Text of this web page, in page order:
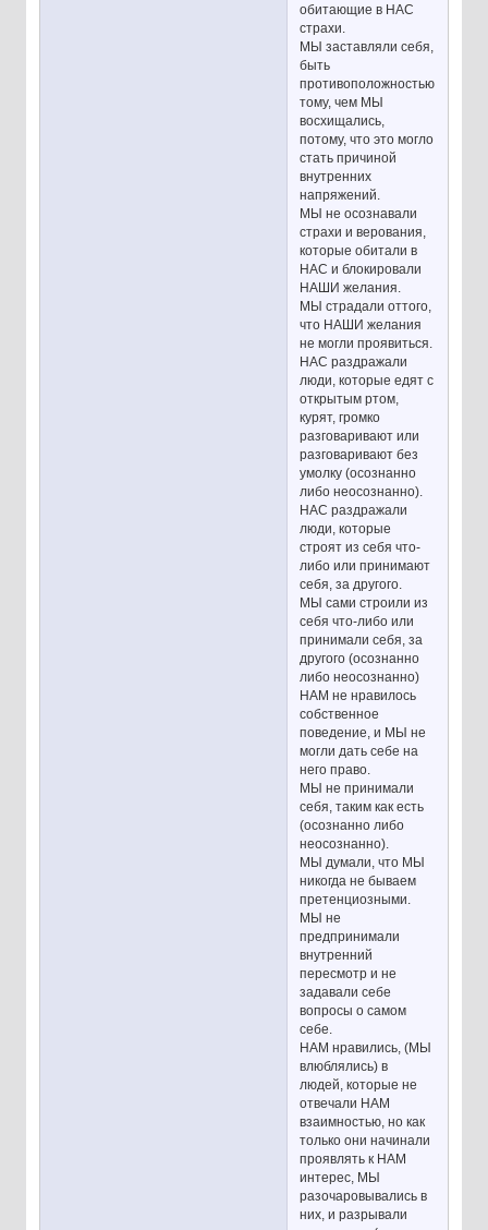
обитающие в НАС
страхи.
МЫ заставляли себя,
быть
противоположностью
тому, чем МЫ
восхищались,
потому, что это могло
стать причиной
внутренних
напряжений.
МЫ не осознавали
страхи и верования,
которые обитали в
НАС и блокировали
НАШИ желания.
МЫ страдали оттого,
что НАШИ желания
не могли проявиться.
НАС раздражали
люди, которые едят с
открытым ртом,
курят, громко
разговаривают или
разговаривают без
умолку (осознанно
либо неосознанно).
НАС раздражали
люди, которые
строят из себя что-
либо или принимают
себя, за другого.
МЫ сами строили из
себя что-либо или
принимали себя, за
другого (осознанно
либо неосознанно)
НАМ не нравилось
собственное
поведение, и МЫ не
могли дать себе на
него право.
МЫ не принимали
себя, таким как есть
(осознанно либо
неосознанно).
МЫ думали, что МЫ
никогда не бываем
претенциозными.
МЫ не
предпринимали
внутренний
пересмотр и не
задавали себе
вопросы о самом
себе.
НАМ нравились, (МЫ
влюблялись) в
людей, которые не
отвечали НАМ
взаимностью, но как
только они начинали
проявлять к НАМ
интерес, МЫ
разочаровывались в
них, и разрывали